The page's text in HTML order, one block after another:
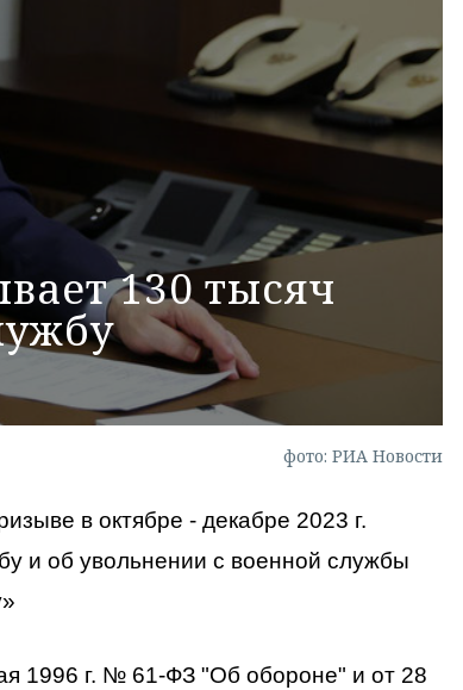
или
130 тысяч
фото: РИА Новости
в октябре - декабре 2023 г.
и об увольнении с военной службы
1996 г. № 61-ФЗ "Об обороне" и от 28